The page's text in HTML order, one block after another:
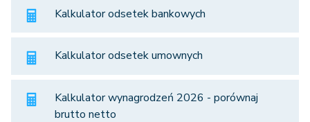
Kalkulator odsetek bankowych
Kalkulator odsetek umownych
Kalkulator wynagrodzeń 2026 - porównaj
brutto netto